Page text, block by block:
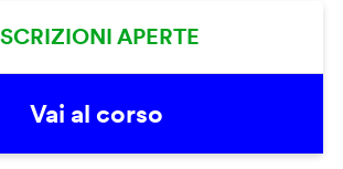
APERTE
Vai al corso